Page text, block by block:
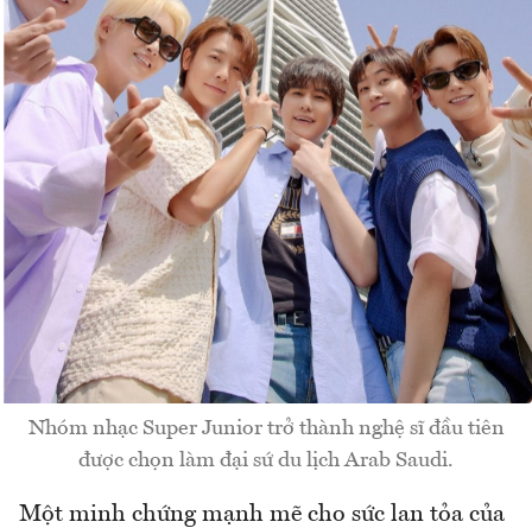
Nhóm nhạc Super Junior trở thành nghệ sĩ đầu tiên
được chọn làm đại sứ du lịch Arab Saudi.
Một minh chứng mạnh mẽ cho sức lan tỏa của